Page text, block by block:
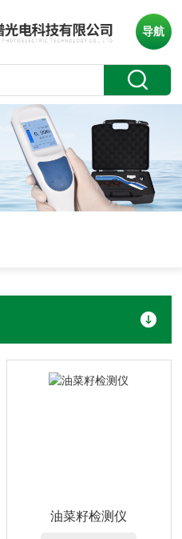
导航
油菜籽检测仪